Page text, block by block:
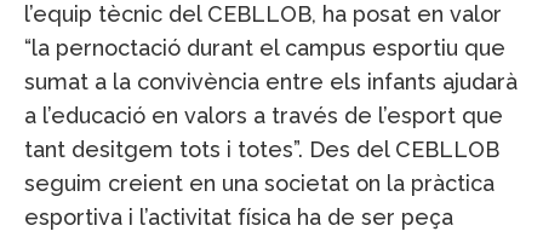
l’equip tècnic del CEBLLOB, ha posat en valor
“la pernoctació durant el campus esportiu que
sumat a la convivència entre els infants ajudarà
a l’educació en valors a través de l’esport que
tant desitgem tots i totes”. Des del CEBLLOB
seguim creient en una societat on la pràctica
esportiva i l’activitat física ha de ser peça